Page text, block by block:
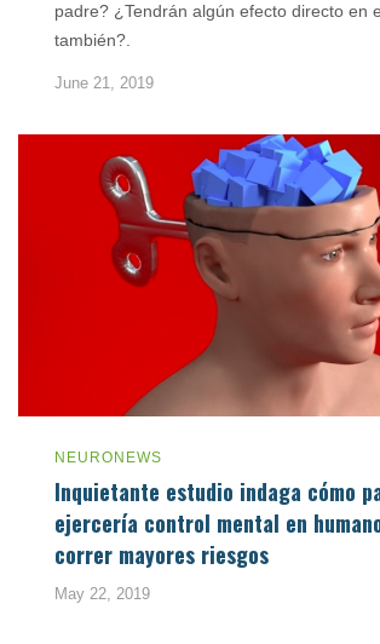
padre? ¿Tendrán algún efecto directo en
también?.
June 21, 2019
NEURONEWS
Inquietante estudio indaga cómo
ejercería control mental en
correr mayores riesgos
May 22, 2019